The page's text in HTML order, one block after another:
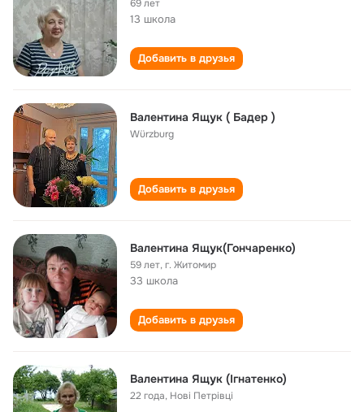
69 лет
13 школа
Добавить в друзья
Валентина Ящук ( Бадер )
Würzburg
Добавить в друзья
Валентина Ящук(Гончаренко)
59 лет,г. Житомир
33 школа
Добавить в друзья
Валентина Ящук (Ігнатенко)
22 года, Нові Петрівці